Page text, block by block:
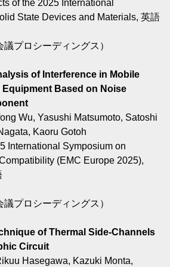
of the 2025 International
State Devices and Materials, 英語
プロシーディングス）
of Interference in Mobile
Based on Noise
Wu, Yasushi Matsumoto, Satoshi
Kaoru Gotoh
International Symposium on
(EMC Europe 2025),
プロシーディングス）
of Thermal Side-Channels
Circuit
Hasegawa, Kazuki Monta,